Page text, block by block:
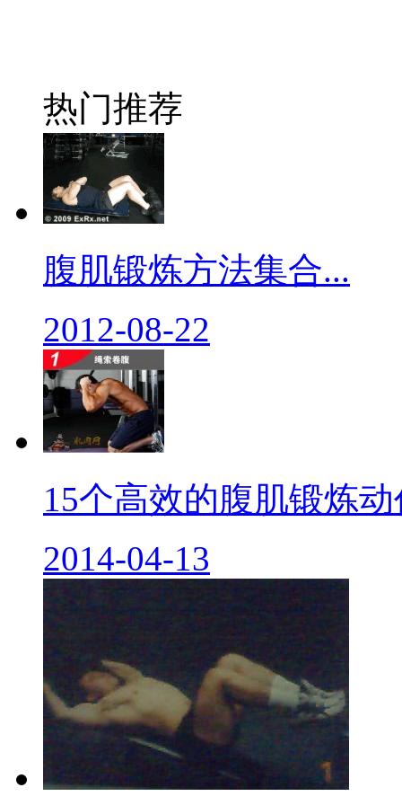
热门推荐
腹肌锻炼方法集合...
2012-08-22
15个高效的腹肌锻炼动
2014-04-13